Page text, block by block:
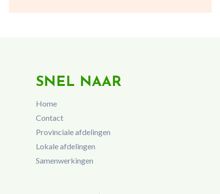
SNEL NAAR
Home
Contact
Provinciale afdelingen
Lokale afdelingen
Samenwerkingen